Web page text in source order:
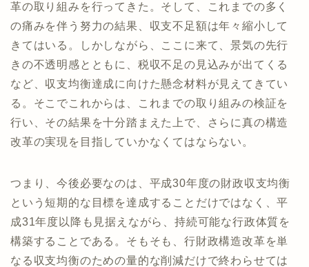
革の取り組みを行ってきた。そして、これまでの多く
の痛みを伴う努力の結果、収支不足額は年々縮小して
きてはいる。しかしながら、ここに来て、景気の先行
きの不透明感とともに、税収不足の見込みが出てくる
など、収支均衡達成に向けた懸念材料が見えてきてい
る。そこでこれからは、これまでの取り組みの検証を
行い、その結果を十分踏まえた上で、さらに真の構造
改革の実現を目指していかなくてはならない。
つまり、今後必要なのは、平成30年度の財政収支均衡
という短期的な目標を達成することだけではなく、平
成31年度以降も見据えながら、持続可能な行政体質を
構築することである。そもそも、行財政構造改革を単
なる収支均衡のための量的な削減だけで終わらせては